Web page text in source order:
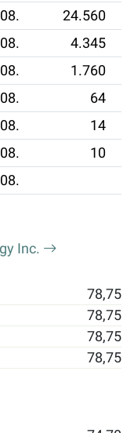
24.560
4.345
1.760
64
14
10
Inc.
78,75
78,75
78,75
78,75